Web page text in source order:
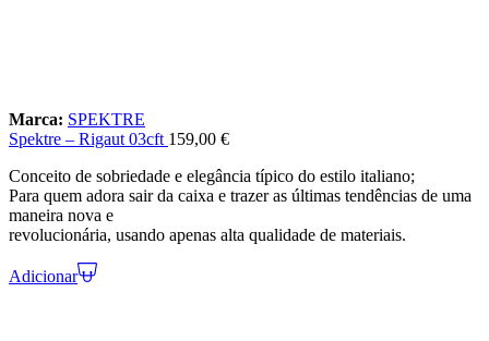
Marca: SPEKTRE
Spektre – Rigaut 03cft 159,00 €
Conceito de sobriedade e elegância típico do estilo italiano;
Para quem adora sair da caixa e trazer as últimas tendências de uma
maneira nova e
revolucionária, usando apenas alta qualidade de materiais.
Adicionar